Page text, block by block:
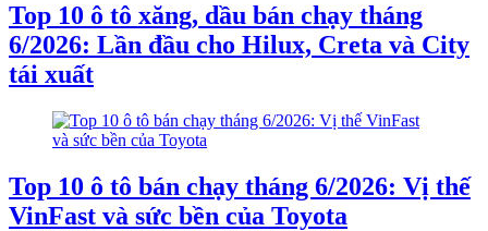
Top 10 ô tô xăng, dầu bán chạy tháng
6/2026: Lần đầu cho Hilux, Creta và City
tái xuất
Top 10 ô tô bán chạy tháng 6/2026: Vị thế
VinFast và sức bền của Toyota